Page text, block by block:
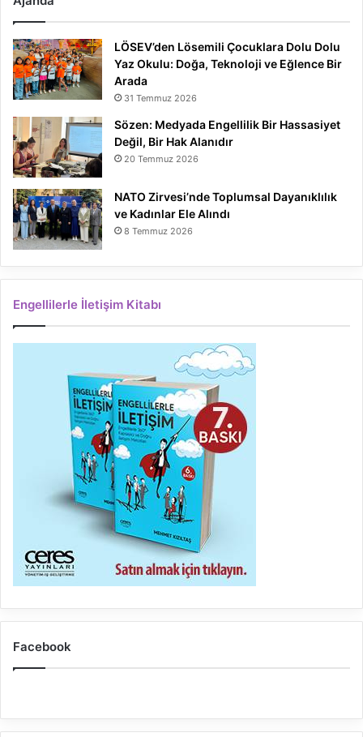
LÖSEV’den Lösemili Çocuklara Dolu Dolu
Yaz Okulu: Doğa, Teknoloji ve Eğlence Bir
Arada
31 Temmuz 2026
Sözen: Medyada Engellilik Bir Hassasiyet
Değil, Bir Hak Alanıdır
20 Temmuz 2026
NATO Zirvesi’nde Toplumsal Dayanıklılık
ve Kadınlar Ele Alındı
8 Temmuz 2026
Engellilerle İletişim Kitabı
Facebook